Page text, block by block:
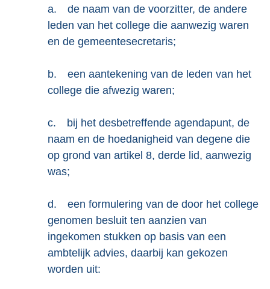
a.
de naam van de voorzitter, de andere
leden van het college die aanwezig waren
en de gemeentesecretaris;
b.
een aantekening van de leden van het
college die afwezig waren;
c.
bij het desbetreffende agendapunt, de
naam en de hoedanigheid van degene die
op grond van artikel 8, derde lid, aanwezig
was;
d.
een formulering van de door het college
genomen besluit ten aanzien van
ingekomen stukken op basis van een
ambtelijk advies, daarbij kan gekozen
worden uit: